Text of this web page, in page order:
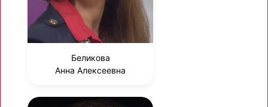
Беликова
Анна Алексеевна